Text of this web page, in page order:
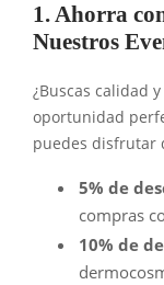
1. Ahorra
Nuestros
¿Buscas calidad
oportunidad
puedes disfrutar
5% de
compras
10% de